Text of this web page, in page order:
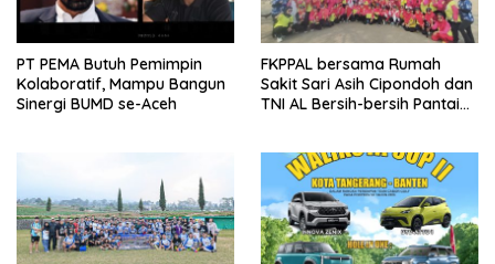
PT PEMA Butuh Pemimpin
Kolaboratif, Mampu Bangun
Sinergi BUMD se-Aceh
FKPPAL bersama Rumah
Sakit Sari Asih Cipondoh dan
TNI AL Bersih-bersih Pantai